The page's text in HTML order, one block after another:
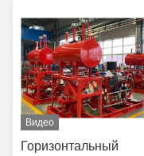
Видео
Горизонтальный